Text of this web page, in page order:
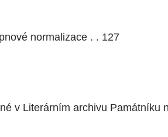
normalizace . . 127
v Literárním archivu Památníku